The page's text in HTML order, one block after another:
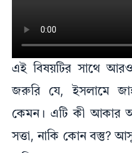
এই বিষয়টির সাথে
জরুরি যে, ইসলামে
কেমন। এটি কী আকার
সত্তা, নাকি কোন বস্তু?